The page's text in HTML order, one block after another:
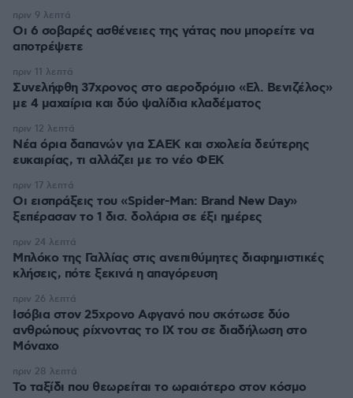
Οι 6 σοβαρές ασθένειες της γάτας που μπορείτε να
αποτρέψετε
πριν 9 λεπτά
Συνελήφθη 37χρονος στο αεροδρόμιο «Ελ. Βενιζέλος»
με 4 μαχαίρια και δύο ψαλίδια κλαδέματος
πριν 11 λεπτά
Νέα όρια δαπανών για ΣΑΕΚ και σχολεία δεύτερης
ευκαιρίας, τι αλλάζει με το νέο ΦΕΚ
πριν 12 λεπτά
Οι εισπράξεις του «Spider-Man: Brand New Day»
ξεπέρασαν το 1 δισ. δολάρια σε έξι ημέρες
πριν 17 λεπτά
Μπλόκο της Γαλλίας στις ανεπιθύμητες διαφημιστικές
κλήσεις, πότε ξεκινά η απαγόρευση
πριν 24 λεπτά
Ισόβια στον 25χρονο Αφγανό που σκότωσε δύο
ανθρώπους ρίχνοντας το ΙΧ του σε διαδήλωση στο
Μόναχο
πριν 26 λεπτά
Το ταξίδι που θεωρείται το ωραιότερο στον κόσμο
πριν 28 λεπτά